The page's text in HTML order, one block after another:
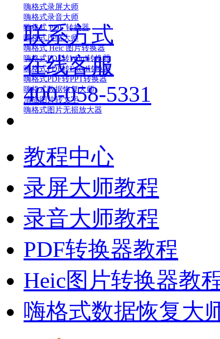
嗨格式录屏大师
嗨格式录音大师
嗨格式 PDF 转换器
嗨格式压缩大师
嗨格式 Heic 图片转换器
嗨格式PDF转Word转换器
嗨格式PDF转Excel转换器
嗨格式PDF转PPT转换器
嗨格式数据恢复大师
清描图片转文字
嗨格式图片无损放大器
联系方式
在线客服
400-058-5331
教程中心
录屏大师教程
录音大师教程
PDF转换器教程
Heic图片转换器教
嗨格式数据恢复大